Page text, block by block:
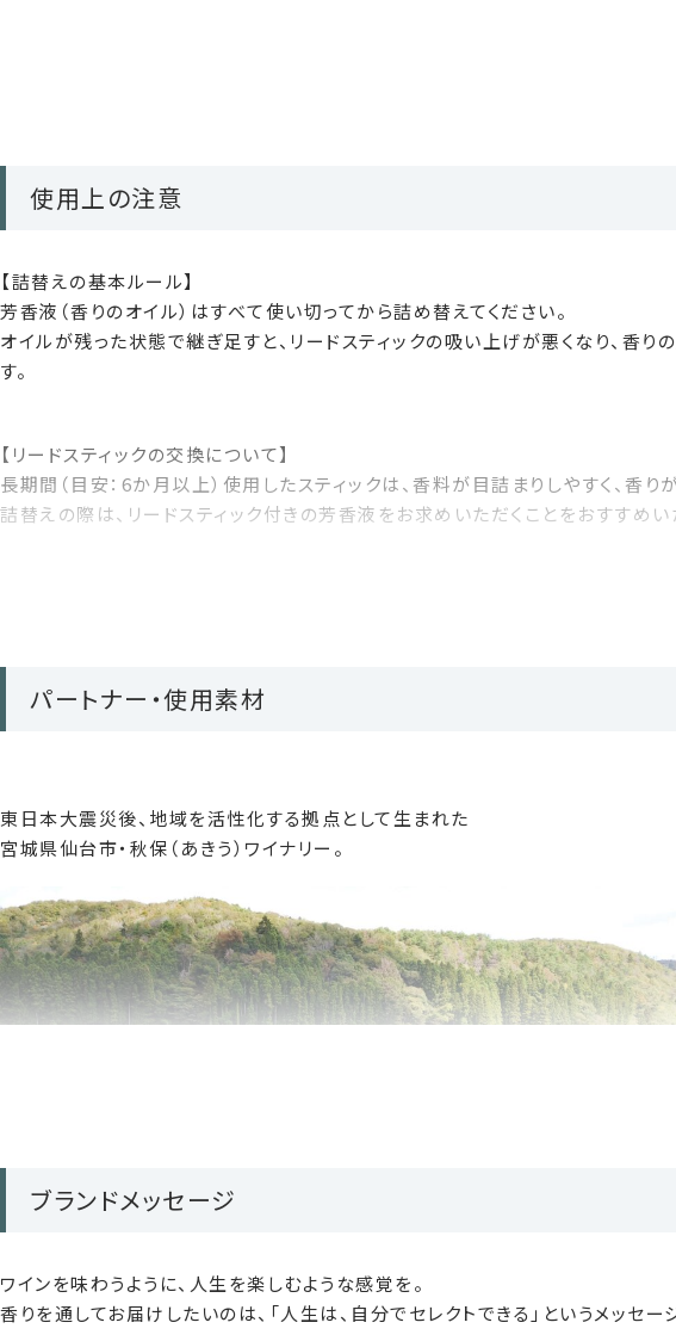
使用上の注意
【詰替えの基本ルール】
芳香液（香りのオイル）はすべて使い切ってから詰め替えてください。
オイルが残った状態で継ぎ足すと、リードスティックの吸い上げが悪くなり、香
す。
【リードスティックの交換について】
長期間（目安：6か月以上）使用したスティックは、香料が目詰まりしやすく、香りが
詰替えの際は、リードスティック付きの芳香液をお求めいただくことをおすすめい
●火気厳禁●使用中、瓶が倒れない安定した場所（水平で風の当たらない）でご使
●壁などの近くに置くとしみになる場合があります。まわりに障害物がない環境に
●用途以外に使用しないで下さい。●高温・多湿・直射日光を避け、子供やペット
●ご使用中の芳香液を保管する場合は必ずキャップをして下さい。●万一誤って
ぎ、水を飲ませ、
パートナー・使用素材
東日本大震災後、地域を活性化する拠点として生まれた
宮城県仙台市・秋保（あきう）ワイナリー。
DCIM\102MEDIA\DJI_0044.JPG
ブランドメッセージ
ワインを味わうように、人生を楽しむような感覚を。
香りを通してお届けしたいのは、「人生は、自分でセレクトできる」というメッセー